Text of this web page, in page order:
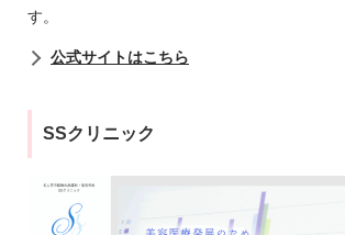
す。
公式サイトはこちら
SSクリニック